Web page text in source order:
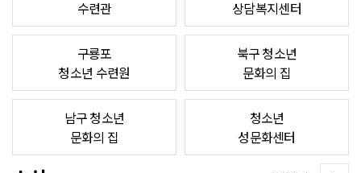
수련관
상담복지센터
구룡포
청소년 수련원
북구 청소년
문화의 집
남구 청소년
문화의 집
청소년
성문화센터